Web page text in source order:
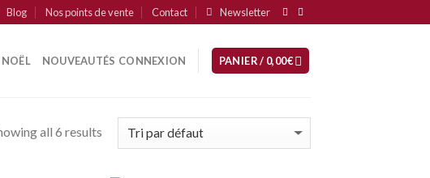
Blog Nos points de vente Contact Newsletter
NOUVEAUTÉS CONNEXION PANIER / 0,00€
all 6 results